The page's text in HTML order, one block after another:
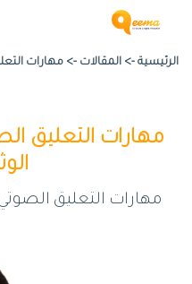
الرئيسية -> المقالات -> مهارات
مهارات التعليق
مهارات التعليق الصوتي